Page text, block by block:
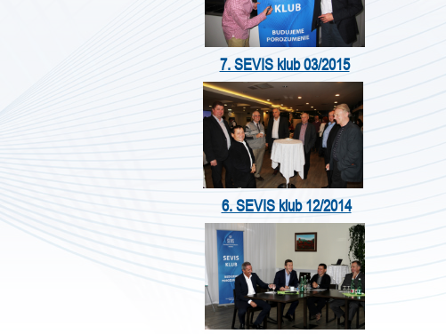
7. SEVIS klub 03/2015
6. SEVIS klub 12/2014